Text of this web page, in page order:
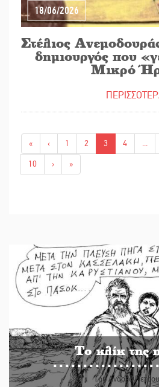
18/06/2026
Στέλιος
δημιουργός που
Μικρό
« ‹ 1 2 3 4 ...
10
› »
Το κλίκ της
Του Ανδρέα